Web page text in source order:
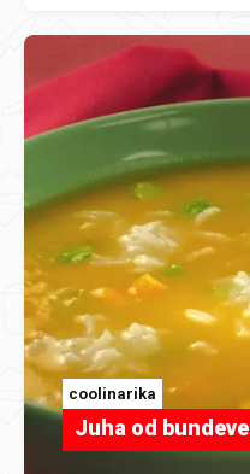
coolinarika
Juha od bundeve